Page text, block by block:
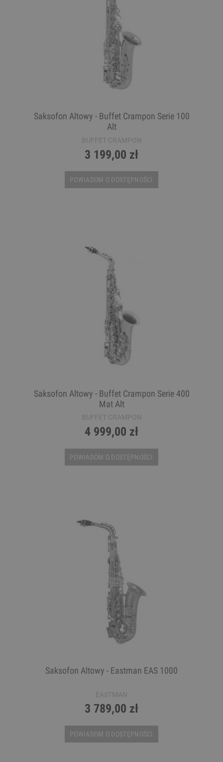
Saksofon Altowy - Buffet Crampon Serie 100
Alt
BUFFET CRAMPON
3 199,00 zł
POWIADOM O DOSTĘPNOŚCI
Saksofon Altowy - Buffet Crampon Serie 400
Mat Alt
BUFFET CRAMPON
4 999,00 zł
POWIADOM O DOSTĘPNOŚCI
Saksofon Altowy - Eastman EAS 1000
EASTMAN
3 789,00 zł
POWIADOM O DOSTĘPNOŚCI